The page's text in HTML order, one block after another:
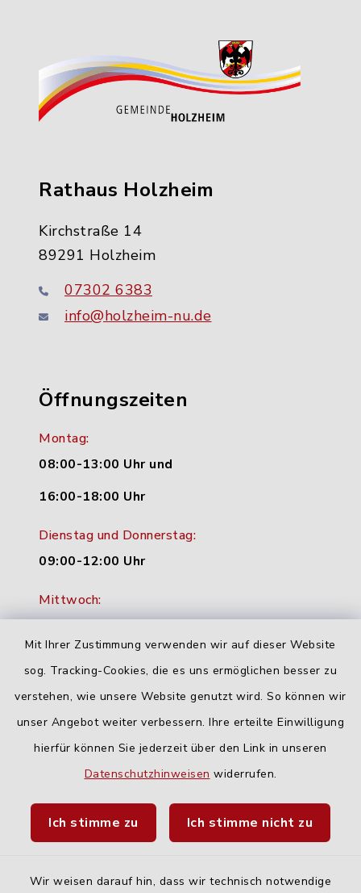
Mit Ihrer Zustimmung verwenden wir auf dieser Website
sog. Tracking-Cookies, die es uns ermöglichen besser zu
verstehen, wie unsere Website genutzt wird. So können wir
unser Angebot weiter verbessern. Ihre erteilte Einwilligung
hierfür können Sie jederzeit über den Link in unseren
Datenschutzhinweisen widerrufen.
Ich stimme zu Ich stimme nicht zu
Wir weisen darauf hin, dass wir technisch notwendige
Rathaus Holzheim
Kirchstraße 14
89291 Holzheim
07302 6383
info@holzheim-nu.de
Öffnungszeiten
Montag:
08:00-13:00 Uhr und
16:00-18:00 Uhr
Dienstag und Donnerstag:
09:00-12:00 Uhr
Mittwoch:
Freitag:
geschlossen
Quicklinks
Fahrplanauskunft DING